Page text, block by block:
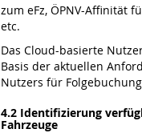
zum eFz, ÖPNV-Affinität
etc.
Das Cloud-basierte
Basis der aktuellen
Nutzers für
4.2 Identifizierung
Fahrzeuge